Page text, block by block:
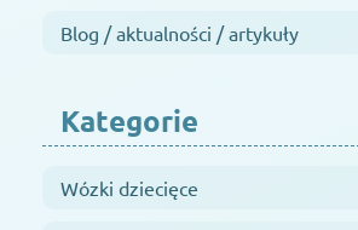
Blog / aktualności / artykuły
Kategorie
Wózki dziecięce